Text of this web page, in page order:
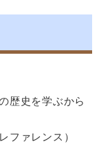
歴史を学ぶから
ァレンス）